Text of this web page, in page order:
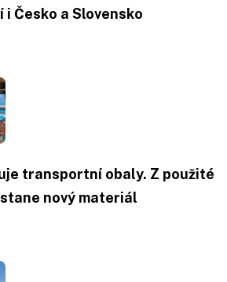
i Česko a Slovensko
transportní obaly. Z použité
nový materiál